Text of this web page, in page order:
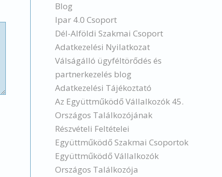
Blog
Ipar 4.0 Csoport
Dél-Alföldi Szakmai Csoport
Adatkezelési Nyilatkozat
Válságálló ügyféltörődés és
partnerkezelés blog
Adatkezelési Tájékoztató
Az Együttműködő Vállalkozók 45.
Országos Találkozójának
Részvételi Feltételei
Együttműködő Szakmai Csoportok
Együttműködő Vállalkozók
Országos Találkozója